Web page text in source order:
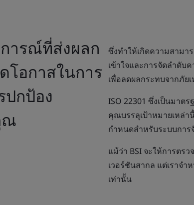
ารณ์ที่ส่งผลก
โอกาสในการ
กป้อง
ณ
ซึ่งทำให้เกิดความสามา
เข้าใจและการจัดลำดั
เพื่อลดผลกระทบจากภัย
ISO 22301 ซึ่งเป็นมาต
คุณบรรลุเป้าหมายเหล่า
กำหนดสำหรับระบบกา
แม้ว่า BSI จะให้การตร
เวอร์ชันสากล แต่เราจำ
เท่านั้น